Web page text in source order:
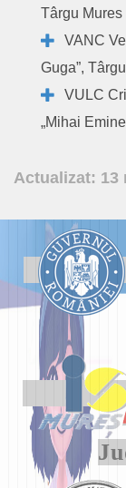
Târgu Mures
VANC
Guga”,
VULC
„Mihai
Actualizat: 13